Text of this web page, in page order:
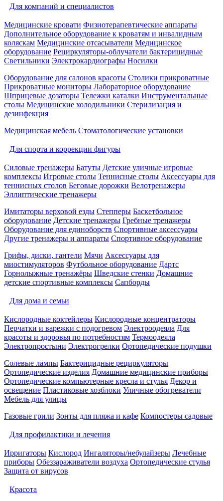
Для компаний и специалистов
Медицинские кровати Физиотерапевтические аппараты
Дополнительное оборудование к кроватям и инвалидным
коляскам Медицинские отсасыватели Медицинское
оборудование Рециркуляторы-облучатели бактерицидные
Светильники Электрокардиографы Носилки
Оборудование для салонов красоты Столики прикроватные
Прикроватные мониторы Лабораторное оборудование
Шприцевые дозаторы Тележки каталки Инструментальные
столы Медицинские холодильники Стерилизация и
дезинфекция
Медицинская мебель Стоматологические установки
Для спорта и коррекции фигуры
Силовые тренажеры Батуты Детские уличные игровые
комплексы Игровые столы Теннисные столы Аксессуары для
теннисных столов Беговые дорожки Велотренажеры
Эллиптические тренажеры
Имитаторы верховой езды Степперы Баскетбольное
оборудование Детские тренажеры Гребные тренажеры
Оборудование для единоборств Спортивные аксессуары
Другие тренажеры и аппараты Спортивное оборудование
Грифы, диски, гантели Мячи Аксессуары для
миостимуляторов Футбольное оборудование Дартс
Горнолыжные тренажёры Шведские стенки Домашние
детские спортивные комплексы Сапборды
Для дома и семьи
Кислородные коктейлеры Кислородные концентраторы
Перчатки и варежки с подогревом Электроодеяла Для
красоты и здоровья по потребностям Термоодеяла
Электропростыни Электрогрелки Ортопедические подушки
Солевые лампы Бактерицидные рециркуляторы
Ортопедические изделия Домашние медицинские приборы
Ортопедические компьютерные кресла и стулья Декор и
освещение Пластиковые хозблоки Уличные обогреватели
Мебель для улицы
Газовые грили Зонты для пляжа и кафе Компостеры садовые
Для профилактики и лечения
Ирригаторы Кислород Ингаляторы/небулайзеры Лечебные
приборы Обеззараживатели воздуха Ортопедические стулья
Защита от вирусов
Красота